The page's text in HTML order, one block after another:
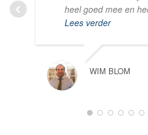
heel goed mee en
Lees verder
WIM BLOM
1 2 3 4 5 6